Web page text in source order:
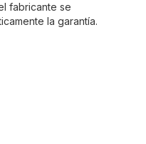
fabricante se
la garantía.